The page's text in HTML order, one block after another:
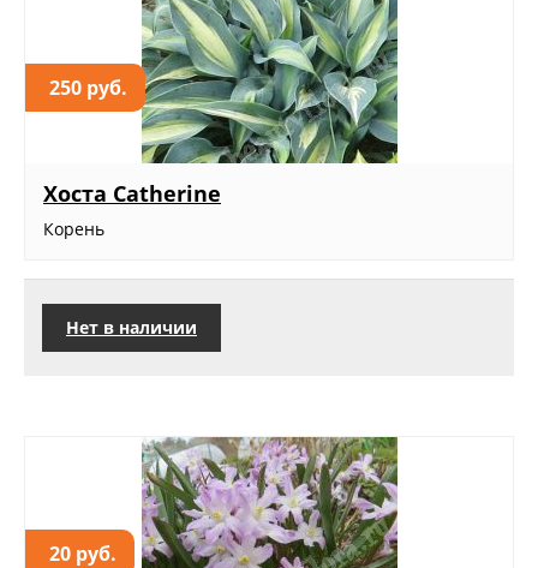
250 руб.
Хоста Catherine
Корень
Нет в наличии
20 руб.